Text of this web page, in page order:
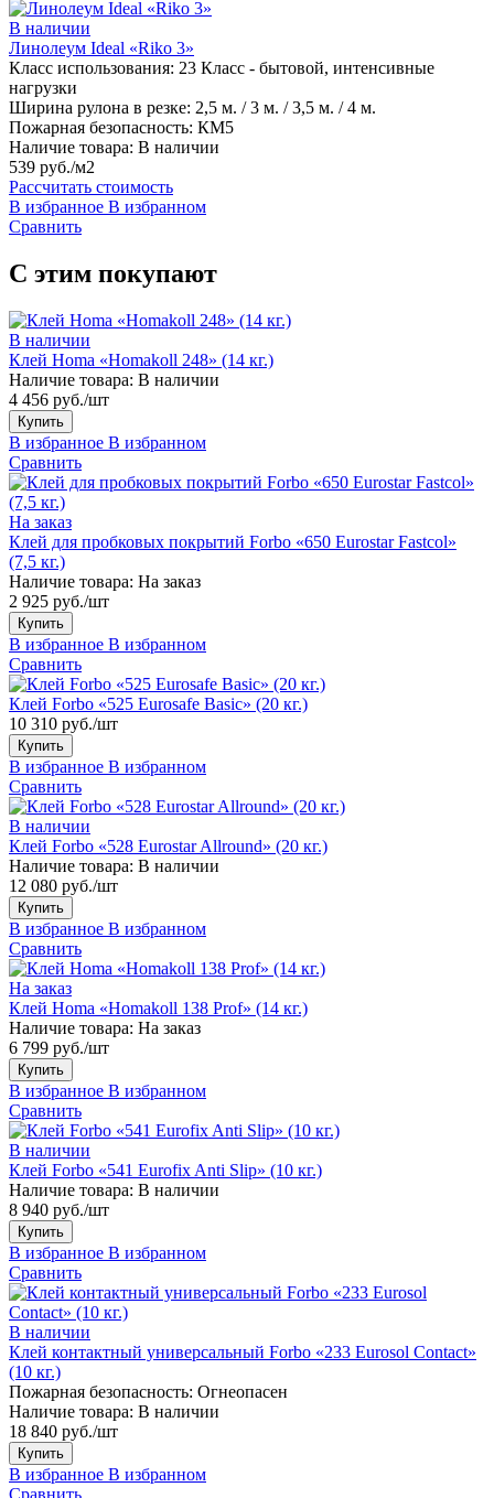
В наличии
Линолеум Ideal «Riko 3»
Класс использования: 23 Класс - бытовой, интенсивные
нагрузки
Ширина рулона в резке: 2,5 м. / 3 м. / 3,5 м. / 4 м.
Пожарная безопасность: КМ5
Наличие товара: В наличии
539 руб./м2
Рассчитать стоимость
В избранное В избранном
Сравнить
С этим покупают
В наличии
Клей Homa «Homakoll 248» (14 кг.)
Наличие товара: В наличии
4 456 руб./шт
Купить
В избранное В избранном
Сравнить
На заказ
Клей для пробковых покрытий Forbo «650 Eurostar Fastcol»
(7,5 кг.)
Наличие товара: На заказ
2 925 руб./шт
Купить
В избранное В избранном
Сравнить
Клей Forbo «525 Eurosafe Basic» (20 кг.)
10 310 руб./шт
Купить
В избранное В избранном
Сравнить
В наличии
Клей Forbo «528 Eurostar Allround» (20 кг.)
Наличие товара: В наличии
12 080 руб./шт
Купить
В избранное В избранном
Сравнить
На заказ
Клей Homa «Homakoll 138 Prof» (14 кг.)
Наличие товара: На заказ
6 799 руб./шт
Купить
В избранное В избранном
Сравнить
В наличии
Клей Forbo «541 Eurofix Anti Slip» (10 кг.)
Наличие товара: В наличии
8 940 руб./шт
Купить
В избранное В избранном
Сравнить
В наличии
Клей контактный универсальный Forbo «233 Eurosol Contact»
(10 кг.)
Пожарная безопасность: Огнеопасен
Наличие товара: В наличии
18 840 руб./шт
Купить
В избранное В избранном
Сравнить